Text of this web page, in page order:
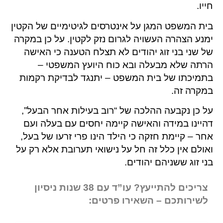
חייו.
בית המשפט המגן על אינטרסים לגיטימיים של הקטין
ימנע הצהרה העשויה לגרום נזק לקטין. על כן במקרה
של שני בני זוג יהודים לא תצלח הטענה כי האישה
הרתה שלא מבעלה ובא כוח היועץ המשפטי –
בתמיכתו של בית המשפט – יתנגד לבדיקת רקמות
במקרה זה.
על כן נקבעה ההלכה של “רוב בעילות אחר הבעל”,
דהיינו במידה והאישה קיימה יחסים עם בעלה ועם
אחר – קיימת חזקה כי הילד הינו פרי זרעו של בעל,
ואולם אין כלל זה חל על נישואי תערובת אלא רק על
בני זוג ששניהם יהודים.
צריכים להתייעץ? עו”ד עם 38 שנות ניסיון
לשירותכם – השאירו פרטים: